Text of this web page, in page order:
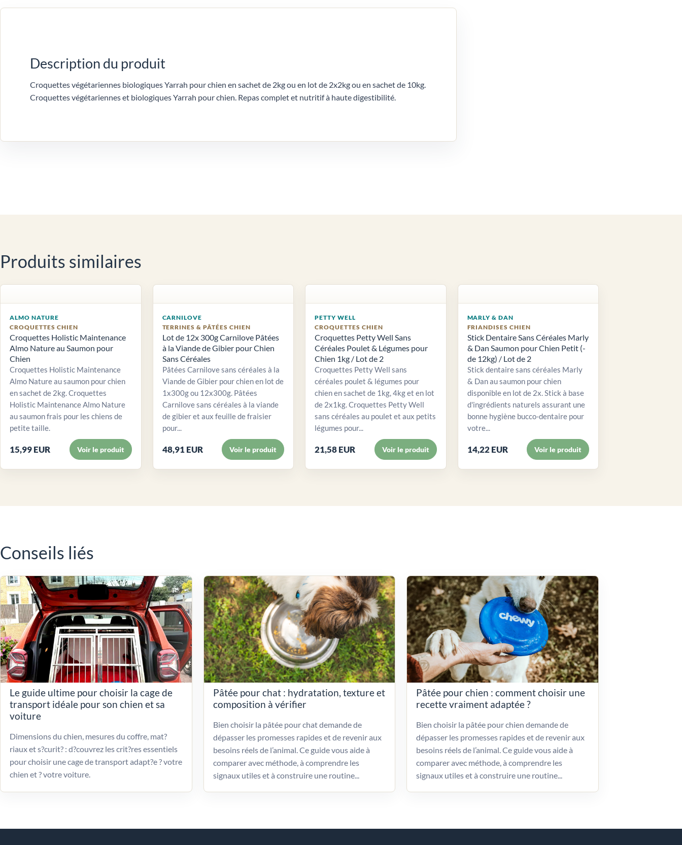
Description du produit
Croquettes végétariennes biologiques Yarrah pour chien en sachet de 2kg ou en lot de 2x2kg ou en sachet de 10kg.
Croquettes végétariennes et biologiques Yarrah pour chien. Repas complet et nutritif à haute digestibilité.
Produits similaires
ALMO NATURE
CROQUETTES CHIEN
Croquettes Holistic Maintenance
Almo Nature au Saumon pour
Chien
Croquettes Holistic Maintenance
Almo Nature au saumon pour chien
en sachet de 2kg. Croquettes
Holistic Maintenance Almo Nature
au saumon frais pour les chiens de
petite taille.
15,99 EUR Voir le produit
CARNILOVE
TERRINES & PÂTÉES CHIEN
Lot de 12x 300g Carnilove Pâtées
à la Viande de Gibier pour Chien
Sans Céréales
Pâtées Carnilove sans céréales à la
Viande de Gibier pour chien en lot de
1x300g ou 12x300g. Pâtées
Carnilove sans céréales à la viande
de gibier et aux feuille de fraisier
pour...
48,91 EUR Voir le produit
PETTY WELL
CROQUETTES CHIEN
Croquettes Petty Well Sans
Céréales Poulet & Légumes pour
Chien 1kg / Lot de 2
Croquettes Petty Well sans
céréales poulet & légumes pour
chien en sachet de 1kg, 4kg et en lot
de 2x1kg. Croquettes Petty Well
sans céréales au poulet et aux petits
légumes pour...
21,58 EUR Voir le produit
MARLY & DAN
FRIANDISES CHIEN
Stick Dentaire Sans Céréales Marly
& Dan Saumon pour Chien Petit (-
de 12kg) / Lot de 2
Stick dentaire sans céréales Marly
& Dan au saumon pour chien
disponible en lot de 2x. Stick à base
d'ingrédients naturels assurant une
bonne hygiène bucco-dentaire pour
votre...
14,22 EUR Voir le produit
Conseils liés
Le guide ultime pour choisir la cage de
transport idéale pour son chien et sa
voiture
Dimensions du chien, mesures du coffre, mat?
riaux et s?curit? : d?couvrez les crit?res essentiels
pour choisir une cage de transport adapt?e ? votre
chien et ? votre voiture.
Pâtée pour chat : hydratation, texture et
composition à vérifier
Bien choisir la pâtée pour chat demande de
dépasser les promesses rapides et de revenir aux
besoins réels de l’animal. Ce guide vous aide à
comparer avec méthode, à comprendre les
signaux utiles et à construire une routine...
Pâtée pour chien : comment choisir une
recette vraiment adaptée ?
Bien choisir la pâtée pour chien demande de
dépasser les promesses rapides et de revenir aux
besoins réels de l’animal. Ce guide vous aide à
comparer avec méthode, à comprendre les
signaux utiles et à construire une routine...